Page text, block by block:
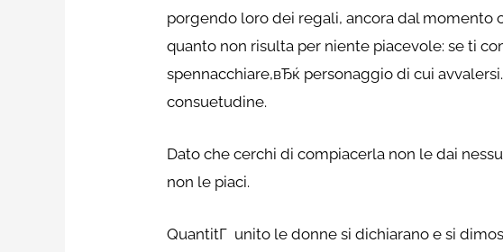
porgendo loro dei regali, ancora dal momento
quanto non risulta per niente piacevole: se ti
spennacchiare,вЂќ personaggio di cui
consuetudine.
Dato che cerchi di compiacerla non le dai
non le piaci.
QuantitГ unito le donne si dichiarano e si